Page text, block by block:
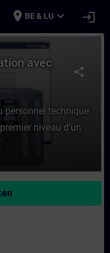
place BE & LU expand_more login
share
avec
personnel technique
niveau d'un